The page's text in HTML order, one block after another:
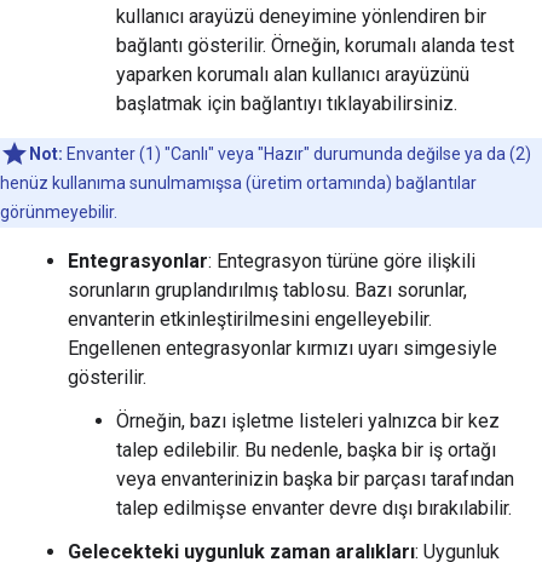
kullanıcı arayüzü deneyimine yönlendiren bir
bağlantı gösterilir. Örneğin, korumalı alanda test
yaparken korumalı alan kullanıcı arayüzünü
başlatmak için bağlantıyı tıklayabilirsiniz.
Not: Envanter (1) "Canlı" veya "Hazır" durumunda değilse ya da (2)
henüz kullanıma sunulmamışsa (üretim ortamında) bağlantılar
görünmeyebilir.
Entegrasyonlar: Entegrasyon türüne göre ilişkili
sorunların gruplandırılmış tablosu. Bazı sorunlar,
envanterin etkinleştirilmesini engelleyebilir.
Engellenen entegrasyonlar kırmızı uyarı simgesiyle
gösterilir.
Örneğin, bazı işletme listeleri yalnızca bir kez
talep edilebilir. Bu nedenle, başka bir iş ortağı
veya envanterinizin başka bir parçası tarafından
talep edilmişse envanter devre dışı bırakılabilir.
Gelecekteki uygunluk zaman aralıkları: Uygunluk